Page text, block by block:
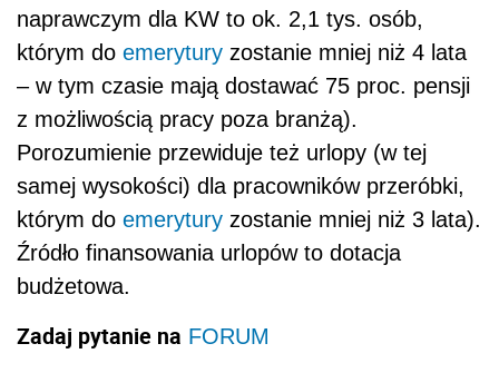
naprawczym dla KW to ok. 2,1 tys. osób,
którym do emerytury zostanie mniej niż 4 lata
– w tym czasie mają dostawać 75 proc. pensji
z możliwością pracy poza branżą).
Porozumienie przewiduje też urlopy (w tej
samej wysokości) dla pracowników przeróbki,
którym do emerytury zostanie mniej niż 3 lata).
Źródło finansowania urlopów to dotacja
budżetowa.
Zadaj pytanie na FORUM